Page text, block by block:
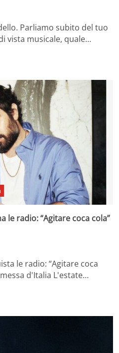
Parliamo subito del tuo
vista musicale, quale…
le radio: “Agitare coca cola”
le radio: “Agitare coca
d'Italia L'estate…